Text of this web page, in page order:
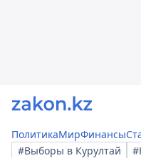
ПолитикаМирФинансы
#Выборы в Курултай